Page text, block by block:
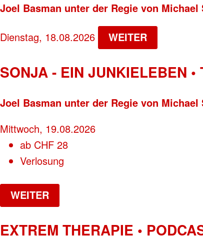
Joel Basman unter der Regie von
Dienstag, 18.08.2026 WEITER
SONJA - EIN JUNKIELEBEN •
Joel Basman unter der Regie von
Mittwoch, 19.08.2026
ab CHF 28
Verlosung
WEITER
EXTREM THERAPIE •